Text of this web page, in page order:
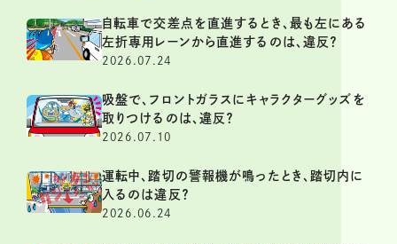
自転車で交差点を直進するとき、最も左にある
左折専用レーンから直進するのは、違反？
2026.07.24
吸盤で、フロントガラスにキャラクターグッズを
取りつけるのは、違反？
2026.07.10
運転中、踏切の警報機が鳴ったとき、踏切内に
入るのは違反？
2026.06.24